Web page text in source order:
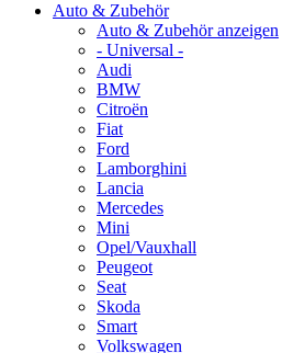
Auto & Zubehör
Auto & Zubehör anzeigen
- Universal -
Audi
BMW
Citroën
Fiat
Ford
Lamborghini
Lancia
Mercedes
Mini
Opel/Vauxhall
Peugeot
Seat
Skoda
Smart
Volkswagen